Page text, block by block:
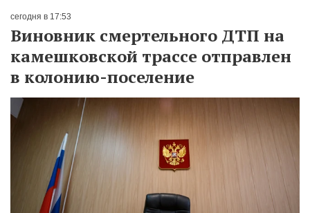
сегодня в 17:53
Виновник смертельного ДТП на
камешковской трассе отправлен
в колонию-поселение